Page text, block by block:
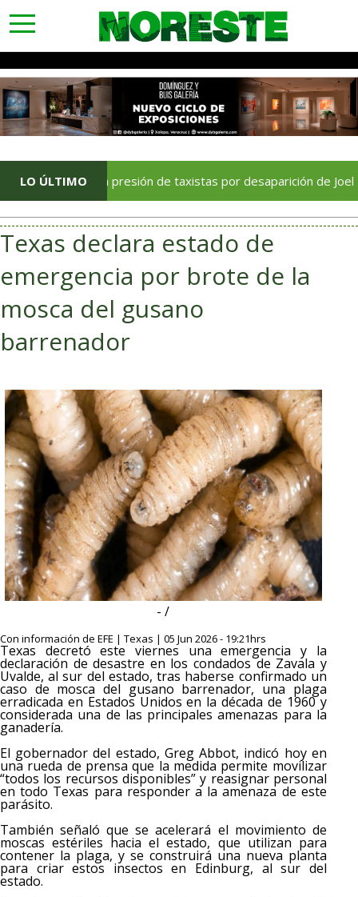
toggle
navigation
LO ÚLTIMO
Crece la presión de taxistas por desaparición de Joel
Texas declara estado de
emergencia por brote de la
mosca del gusano
barrenador
- /
Con información de EFE | Texas | 05 Jun 2026 - 19:21hrs
Texas decretó este viernes una emergencia y la
declaración de desastre en los condados de Zavala y
Uvalde, al sur del estado, tras haberse confirmado un
caso de mosca del gusano barrenador, una plaga
erradicada en Estados Unidos en la década de 1960 y
considerada una de las principales amenazas para la
ganadería.
El gobernador del estado, Greg Abbot, indicó hoy en
una rueda de prensa que la medida permite movilizar
“todos los recursos disponibles” y reasignar personal
en todo Texas para responder a la amenaza de este
parásito.
También señaló que se acelerará el movimiento de
moscas estériles hacia el estado, que utilizan para
contener la plaga, y se construirá una nueva planta
para criar estos insectos en Edinburg, al sur del
estado.